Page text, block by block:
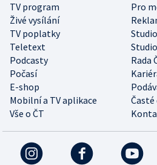
TV program
Pro
Živé vysílání
TV poplatky
Teletext
Podcasty
Rada
Počasí
E-shop
Mobilní a TV aplikace
Vše o ČT